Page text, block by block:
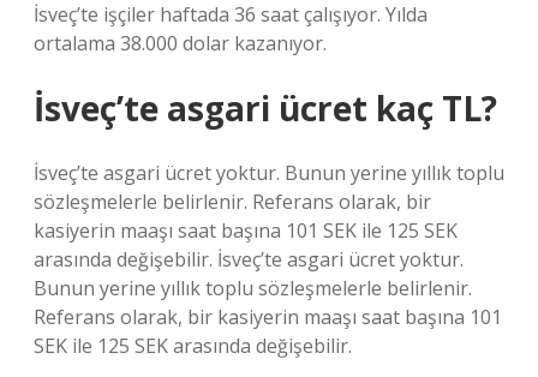
İsveç’te işçiler haftada 36 saat çalışıyor. Yılda
ortalama 38.000 dolar kazanıyor.
İsveç’te asgari ücret kaç TL?
İsveç’te asgari ücret yoktur. Bunun yerine yıllık toplu
sözleşmelerle belirlenir. Referans olarak, bir
kasiyerin maaşı saat başına 101 SEK ile 125 SEK
arasında değişebilir. İsveç’te asgari ücret yoktur.
Bunun yerine yıllık toplu sözleşmelerle belirlenir.
Referans olarak, bir kasiyerin maaşı saat başına 101
SEK ile 125 SEK arasında değişebilir.